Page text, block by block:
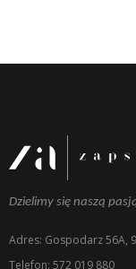
Dzielimy się naszą
Adres: Gospodarz 56A,
Telefon: 572 019 880